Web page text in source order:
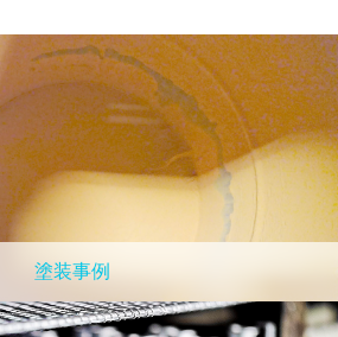
塗装事例